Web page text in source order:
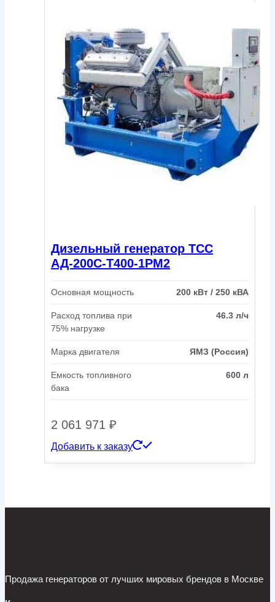
Дизельный генератор ТСС
АД-200С-Т400-1РМ2
Основная мощность 200 кВт / 250 кВА
Расход топлива при
75% нагрузке
46.3 л/ч
Марка двигателя ЯМЗ (Россия)
Емкость топливного
бака
600 л
2 061 971 ₽
Добавить к заказу
Продажа генераторов от лучших мировых брендов в Москве